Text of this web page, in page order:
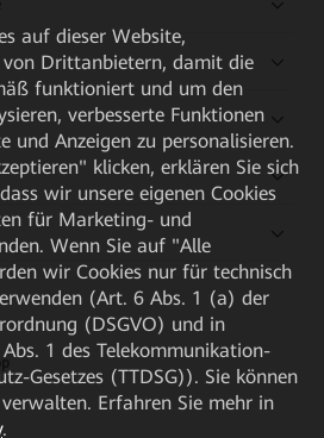
auf dieser Website,
von Drittanbietern, damit die
funktioniert und um den
verbesserte Funktionen
und Anzeigen zu personalisieren.
klicken, erklären Sie sich
wir unsere eigenen Cookies
für Marketing- und
Wenn Sie auf "Alle
wir Cookies nur für technisch
(Art. 6 Abs. 1 (a) der
(DSGVO) und in
1 des Telekommunikation-
Gesetzes (TTDSG)). Sie können
Erfahren Sie mehr in
.